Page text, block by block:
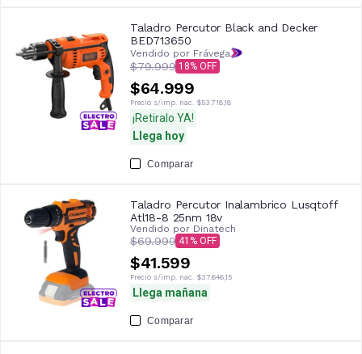
Taladro Percutor Black and Decker
BED713650
Vendido por Frávega
$79.999 18
$64.999
Precio s/imp. nac. $53.718,18
¡Retiralo YA!
Llega hoy
Comparar
Taladro Percutor Inalambrico Lusqtoff
Atl18-8 25nm 18v
Vendido por Dinatech
$69.999 41
$41.599
Precio s/imp. nac. $37.646,15
Llega mañana
Comparar